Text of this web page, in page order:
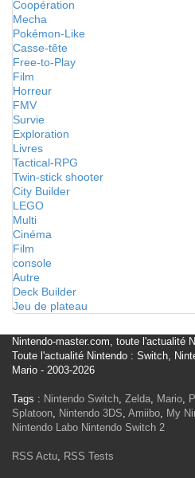
Coopération
Mecha
Pokémon-Like
Casse-tête
Free-to-Play
Film
Horreur
FMV
Survie
Exploration
Livres
Tactical-RPG
Twin-stick shooter
City Builder
LEGO
Multi
Cinéma
Film
console
Autre
Deck Builder
Jeu de plateau
Nintendo-master.com, toute l'actualité
Toute l'actualité Nintendo : Switch,
Mario - 2003-2026
Tags : Nintendo Switch, Zelda, Mario,
Splatoon, Nintendo 3DS, Amiibo, My
Nintendo Labo Nintendo Switch 2
RSS Actu, RSS Tests